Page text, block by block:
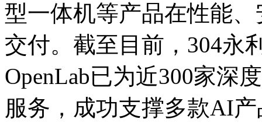
型一体机等产品在性能
交付。截至目前，304
OpenLab已为近300家深
服务，成功支撑多款